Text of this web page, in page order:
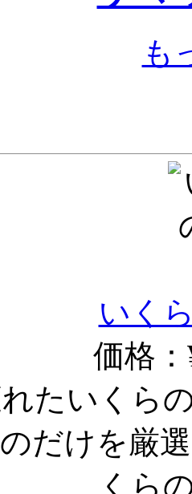
も
いく
価格
たいくら
だけを厳
くら